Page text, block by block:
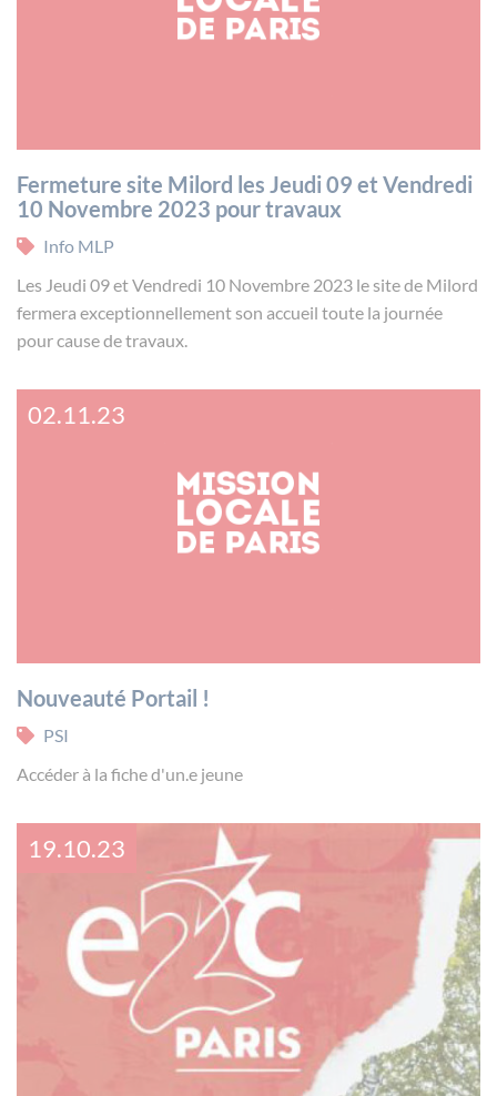
Fermeture site Milord les Jeudi 09 et Vendredi
10 Novembre 2023 pour travaux
Info MLP
Les Jeudi 09 et Vendredi 10 Novembre 2023 le site de Milord
fermera exceptionnellement son accueil toute la journée
pour cause de travaux.
02.11.23
Nouveauté Portail !
PSI
Accéder à la fiche d'un.e jeune
19.10.23